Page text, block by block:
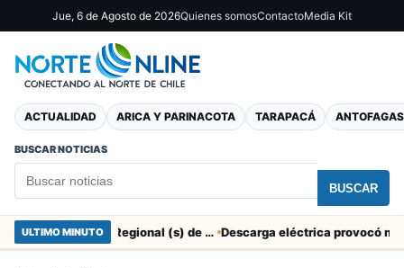
Jue, 6 de Agosto de 2026Quienes somosContactoMedia Kit
ACTUALIDAD ARICA Y PARINACOTA TARAPACÁ
BUSCAR NOTICIAS
BUSCAR
ULTIMO MINUTO SERNAC pidió la renuncia a Director Regional (s) de Arica por contratar solo a militantes del Gobierno